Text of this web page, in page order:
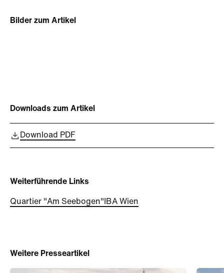
Bilder zum Artikel
Downloads zum Artikel
Download PDF
Weiterführende Links
Quartier "Am Seebogen" IBA Wien
Weitere Presseartikel